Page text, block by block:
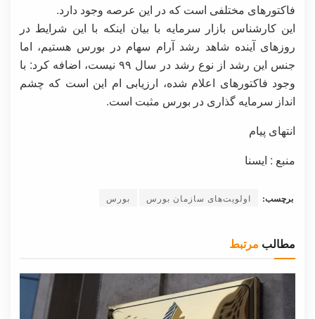
فاکتورهای مختلفی است که در این عرصه وجود دارد.
این کارشناس بازار سرمایه با بیان اینکه با این شرایط در
روزهای آینده شاهد رشد آرام سهام در بورس هستیم، اما
جنس این رشد از نوع رشد در سال ۹۹ نیست، اضافه کرد: با
وجود فاکتورهای اعلام شده، ارزیابی ام این است که چشم
انداز سرمایه گذاری در بورس مثبت است.
انتهای پیام
منبع : ایسنا
برچسب: اولویت‌های سازمان بورس بورس
مطالب مرتبط